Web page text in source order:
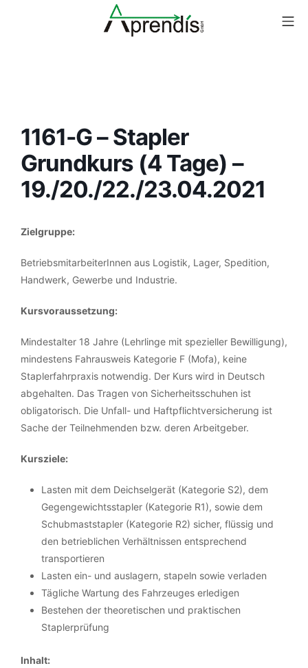
1161-G – Stapler
Grundkurs (4 Tage) –
19./20./22./23.04.2021
Zielgruppe:
BetriebsmitarbeiterInnen aus Logistik, Lager, Spedition,
Handwerk, Gewerbe und Industrie.
Kursvoraussetzung:
Mindestalter 18 Jahre (Lehrlinge mit spezieller Bewilligung),
mindestens Fahrausweis Kategorie F (Mofa), keine
Staplerfahrpraxis notwendig. Der Kurs wird in Deutsch
abgehalten. Das Tragen von Sicherheitsschuhen ist
obligatorisch. Die Unfall- und Haftpflichtversicherung ist
Sache der Teilnehmenden bzw. deren Arbeitgeber.
Kursziele:
Lasten mit dem Deichselgerät (Kategorie S2), dem
Gegengewichtsstapler (Kategorie R1), sowie dem
Schubmaststapler (Kategorie R2) sicher, flüssig und
den betrieblichen Verhältnissen entsprechend
transportieren
Lasten ein- und auslagern, stapeln sowie verladen
Tägliche Wartung des Fahrzeuges erledigen
Bestehen der theoretischen und praktischen
Staplerprüfung
Inhalt: